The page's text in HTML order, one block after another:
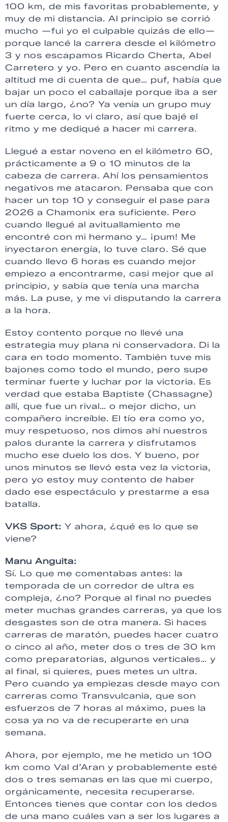
100 km, de mis favoritas probablemente, y
muy de mi distancia. Al principio se corrió
mucho —fui yo el culpable quizás de ello—
porque lancé la carrera desde el kilómetro
3 y nos escapamos Ricardo Cherta, Abel
Carretero y yo. Pero en cuanto ascendía la
altitud me di cuenta de que… puf, había que
bajar un poco el caballaje porque iba a ser
un día largo, ¿no? Ya venía un grupo muy
fuerte cerca, lo vi claro, así que bajé el
ritmo y me dediqué a hacer mi carrera.
Llegué a estar noveno en el kilómetro 60,
prácticamente a 9 o 10 minutos de la
cabeza de carrera. Ahí los pensamientos
negativos me atacaron. Pensaba que con
hacer un top 10 y conseguir el pase para
2026 a Chamonix era suficiente. Pero
cuando llegué al avituallamiento me
encontré con mi hermano y… ¡pum! Me
inyectaron energía, lo tuve claro. Sé que
cuando llevo 6 horas es cuando mejor
empiezo a encontrarme, casi mejor que al
principio, y sabía que tenía una marcha
más. La puse, y me vi disputando la carrera
a la hora.
Estoy contento porque no llevé una
estrategia muy plana ni conservadora. Di la
cara en todo momento. También tuve mis
bajones como todo el mundo, pero supe
terminar fuerte y luchar por la victoria. Es
verdad que estaba Baptiste (Chassagne)
allí, que fue un rival… o mejor dicho, un
compañero increíble. El tío era como yo,
muy respetuoso, nos dimos ahí nuestros
palos durante la carrera y disfrutamos
mucho ese duelo los dos. Y bueno, por
unos minutos se llevó esta vez la victoria,
pero yo estoy muy contento de haber
dado ese espectáculo y prestarme a esa
batalla.
VKS Sport: Y ahora, ¿qué es lo que se
viene?
Manu Anguita:
Sí. Lo que me comentabas antes: la
temporada de un corredor de ultra es
compleja, ¿no? Porque al final no puedes
meter muchas grandes carreras, ya que los
desgastes son de otra manera. Si haces
carreras de maratón, puedes hacer cuatro
o cinco al año, meter dos o tres de 30 km
como preparatorias, algunos verticales… y
al final, si quieres, pues metes un ultra.
Pero cuando ya empiezas desde mayo con
carreras como Transvulcania, que son
esfuerzos de 7 horas al máximo, pues la
cosa ya no va de recuperarte en una
semana.
Ahora, por ejemplo, me he metido un 100
km como Val d’Aran y probablemente esté
dos o tres semanas en las que mi cuerpo,
orgánicamente, necesita recuperarse.
Entonces tienes que contar con los dedos
de una mano cuáles van a ser los lugares a